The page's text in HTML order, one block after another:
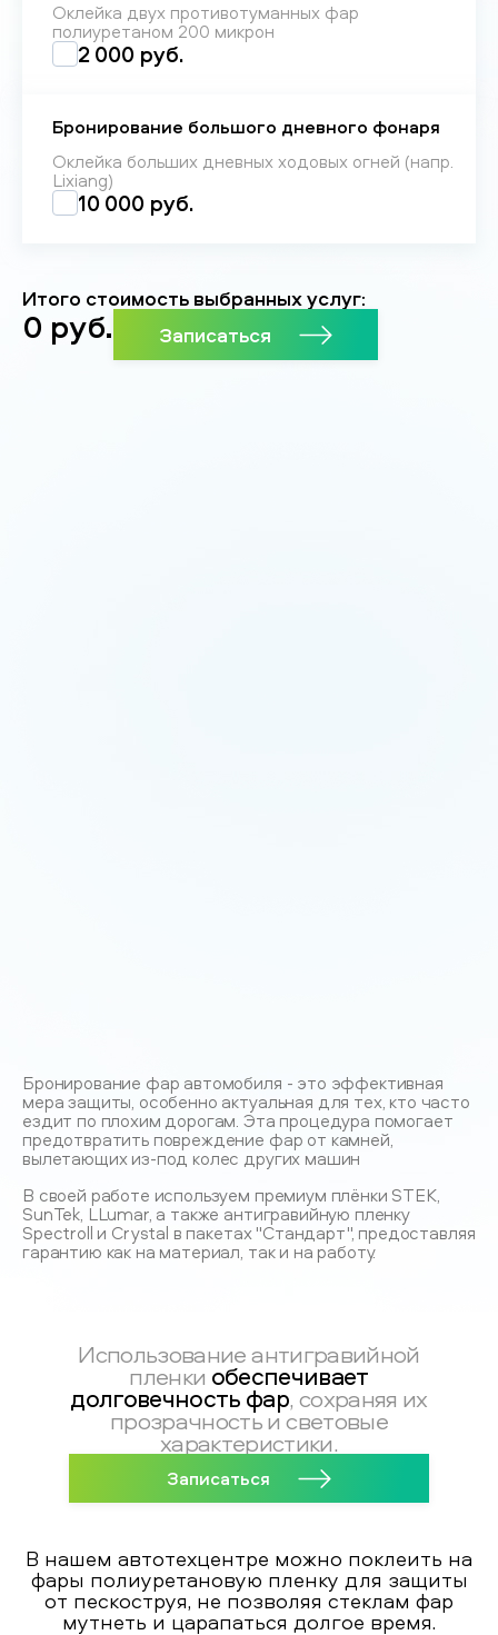
Оклейка двух противотуманных фар
полиуретаном 200 микрон
2 000 руб.
Бронирование большого дневного фонаря
Оклейка больших дневных ходовых огней (напр.
Lixiang)
10 000 руб.
Итого стоимость выбранных услуг:
0 руб. Записаться
Бронирование фар автомобиля - это эффективная
мера защиты, особенно актуальная для тех, кто часто
ездит по плохим дорогам. Эта процедура помогает
предотвратить повреждение фар от камней,
вылетающих из-под колес других машин
В своей работе используем премиум плёнки STEK,
SunTek, LLumar, а также антигравийную пленку
Spectroll и Crystal в пакетах "Стандарт", предоставляя
гарантию как на материал, так и на работу.
Использование антигравийной
пленки обеспечивает
долговечность фар, сохраняя их
прозрачность и световые
характеристики.
Записаться
В нашем автотехцентре можно поклеить на
фары полиуретановую пленку для защиты
от пескоструя, не позволяя стеклам фар
мутнеть и царапаться долгое время.